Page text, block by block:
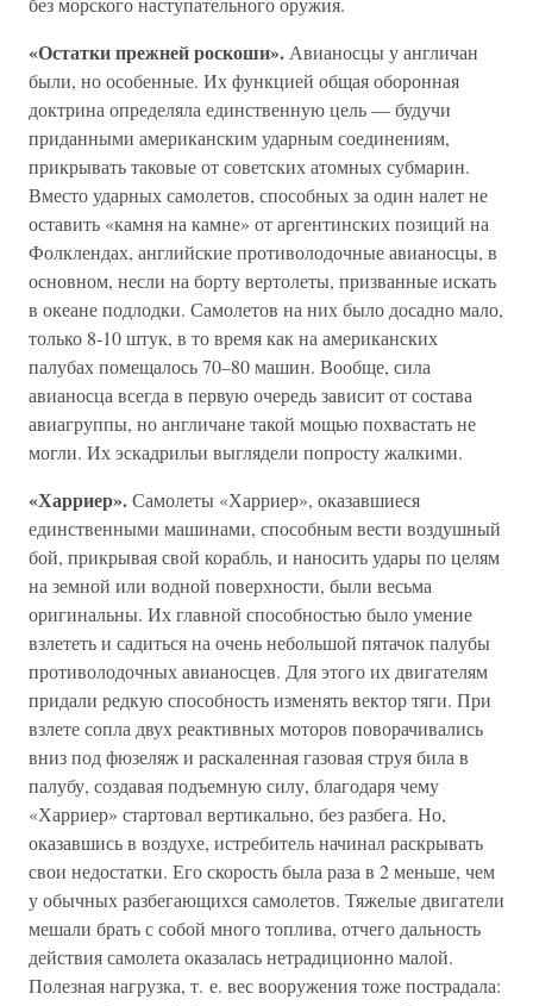
«Остатки прежней роскоши». Авианосцы у англичан
были, но особенные. Их функцией общая оборонная
доктрина определяла единственную цель — будучи
приданными американским ударным соединениям,
прикрывать таковые от советских атомных субмарин.
Вместо ударных самолетов, способных за один налет не
оставить «камня на камне» от аргентинских позиций на
Фолклендах, английские противолодочные авианосцы, в
основном, несли на борту вертолеты, призванные искать
в океане подлодки. Самолетов на них было досадно мало,
только 8-10 штук, в то время как на американских
палубах помещалось 70–80 машин. Вообще, сила
авианосца всегда в первую очередь зависит от состава
авиагруппы, но англичане такой мощью похвастать не
могли. Их эскадрильи выглядели попросту жалкими.
«Харриер».Самолеты «Харриер», оказавшиеся
единственными машинами, способным вести воздушный
бой, прикрывая свой корабль, и наносить удары по целям
на земной или водной поверхности, были весьма
оригинальны. Их главной способностью было умение
взлететь и садиться на очень небольшой пятачок палубы
противолодочных авианосцев. Для этого их двигателям
придали редкую способность изменять вектор тяги. При
взлете сопла двух реактивных моторов поворачивались
вниз под фюзеляж и раскаленная газовая струя била в
палубу, создавая подъемную силу, благодаря чему
«Харриер» стартовал вертикально, без разбега. Но,
оказавшись в воздухе, истребитель начинал раскрывать
свои недостатки. Его скорость была раза в 2 меньше, чем
у обычных разбегающихся самолетов. Тяжелые двигатели
мешали брать с собой много топлива, отчего дальность
действия самолета оказалась нетрадиционно малой.
Полезная нагрузка, т. е. вес вооружения тоже пострадала: